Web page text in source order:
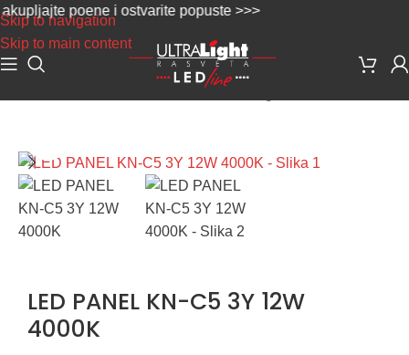
Skip to navigation
Skip to main content
poene i ostvarite popuste >>>
LED PANEL KN-C5 3Y 12W
4000K